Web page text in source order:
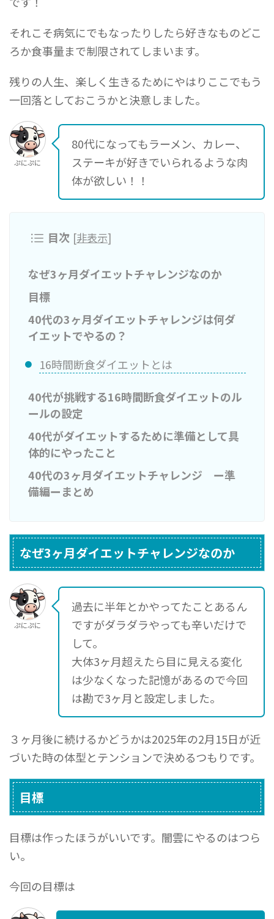
それこそ病気にでもなったりしたら好きなものどこ
ろか食事量まで制限されてしまいます。
残りの人生、楽しく生きるためにやはりここでもう
一回落としておこうかと決意しました。
ぷにぷに
80代になってもラーメン、カレー、
ステーキが好きでいられるような肉
体が欲しい！！
目次 [非表示]
なぜ3ヶ月ダイエットチャレンジなのか
目標
40代の3ヶ月ダイエットチャレンジは何ダ
イエットでやるの？
16時間断食ダイエットとは
40代が挑戦する16時間断食ダイエットのル
ールの設定
40代がダイエットするために準備として具
体的にやったこと
40代の3ヶ月ダイエットチャレンジ ー準
備編ーまとめ
なぜ3ヶ月ダイエットチャレンジなのか
ぷにぷに
過去に半年とかやってたことあるん
ですがダラダラやっても辛いだけで
して。
大体3ヶ月超えたら目に見える変化
は少なくなった記憶があるので今回
は勘で3ヶ月と設定しました。
３ヶ月後に続けるかどうかは2025年の2月15日が近
づいた時の体型とテンションで決めるつもりです。
目標
目標は作ったほうがいいです。闇雲にやるのはつら
い。
今回の目標は